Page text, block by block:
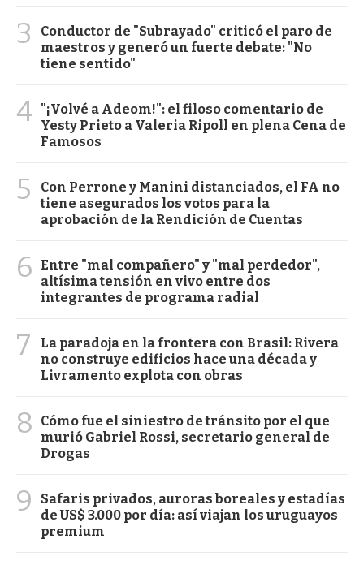
3
Conductor de "Subrayado" criticó el paro de
maestros y generó un fuerte debate: "No
tiene sentido"
4 "¡Volvé a Adeom!": el filoso comentario de
Yesty Prieto a Valeria Ripoll en plena Cena de
Famosos
5
Con Perrone y Manini distanciados, el FA no
tiene asegurados los votos para la
aprobación de la Rendición de Cuentas
6
Entre "mal compañero" y "mal perdedor",
altísima tensión en vivo entre dos
integrantes de programa radial
7
La paradoja en la frontera con Brasil: Rivera
no construye edificios hace una década y
Livramento explota con obras
8
Cómo fue el siniestro de tránsito por el que
murió Gabriel Rossi, secretario general de
Drogas
9
Safaris privados, auroras boreales y estadías
de US$ 3.000 por día: así viajan los uruguayos
premium